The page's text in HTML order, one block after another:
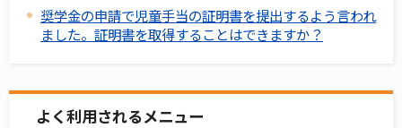
奨学金の申請で児童手当の証明書を提出するよう言われ
ました。証明書を取得することはできますか？
よく利用されるメニュー